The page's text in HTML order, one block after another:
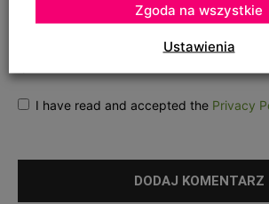
Twój adres e-mail nie zostanie opublikowany,
spamu. Pola, których wypełnienie jest wymagane, są
I have read and accepted the Privacy
Ustawienia
Zgoda na wszystkie